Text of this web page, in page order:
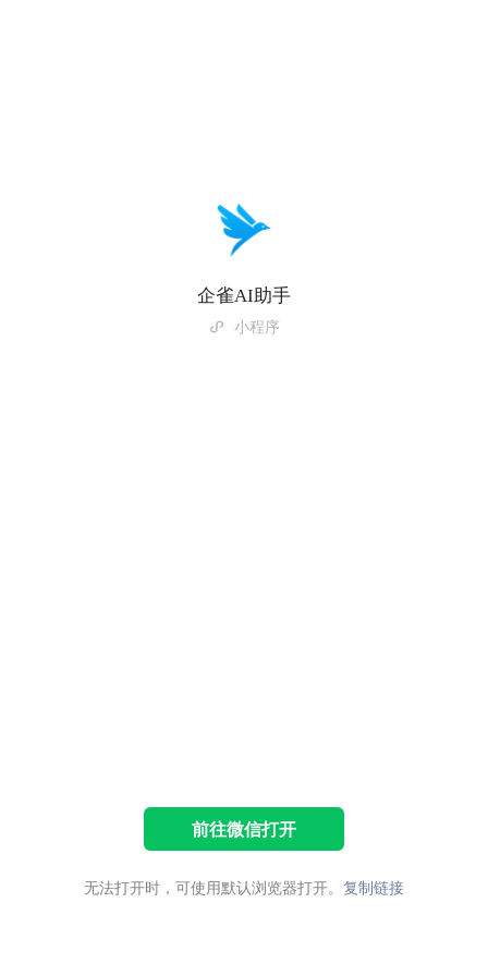
企雀AI助手
小程序
前往微信打开
无法打开时，可使用默认浏览器打开。 复制链接